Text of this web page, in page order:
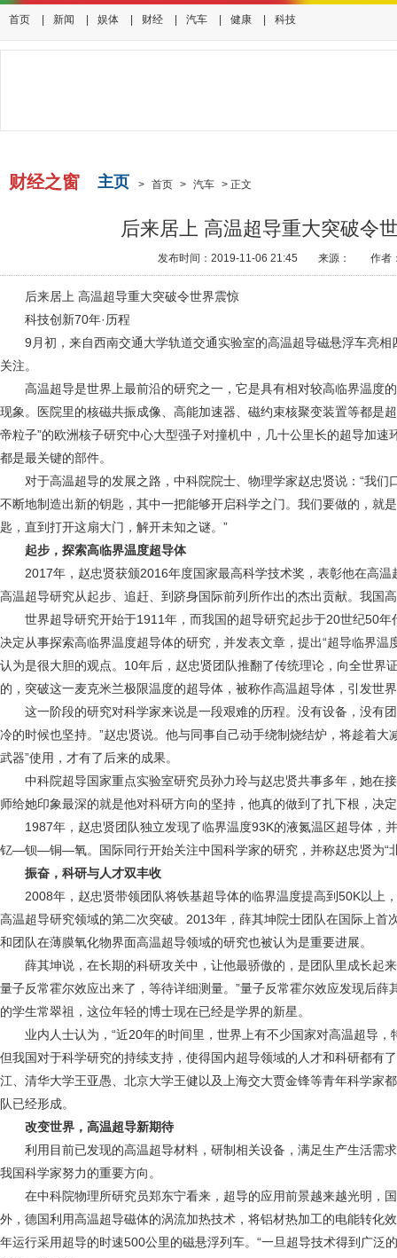
首页 新闻 娱体 财经 汽车 健康 科技
财经之窗 主页 > 首页 > 汽车 > 正文
后来居上 高温超导重大突破令
发布时间：2019-11-06 21:45 来源： 作者
后来居上 高温超导重大突破令世界震惊
科技创新70年·历程
9月初，来自西南交通大学轨道交通实验室的高温超导磁悬浮车亮相
关注。
高温超导是世界上最前沿的研究之一，它是具有相对较高临界温度
现象。医院里的核磁共振成像、高能加速器、磁约束核聚变装置等都是
帝粒子”的欧洲核子研究中心大型强子对撞机中，几十公里长的超导加速
都是最关键的部件。
对于高温超导的发展之路，中科院院士、物理学家赵忠贤说：“我们
不断地制造出新的钥匙，其中一把能够开启科学之门。我们要做的，就
匙，直到打开这扇大门，解开未知之谜。”
起步，探索高临界温度超导体
2017年，赵忠贤获颁2016年度国家最高科学技术奖，表彰他在高温
高温超导研究从起步、追赶、到跻身国际前列所作出的杰出贡献。我国
世界超导研究开始于1911年，而我国的超导研究起步于20世纪50年
决定从事探索高临界温度超导体的研究，并发表文章，提出“超导临界温
认为是很大胆的观点。10年后，赵忠贤团队推翻了传统理论，向全世界
的，突破这一麦克米兰极限温度的超导体，被称作高温超导体，引发世
这一阶段的研究对科学家来说是一段艰难的历程。没有设备，没有团
冷的时候也坚持。”赵忠贤说。他与同事自己动手绕制烧结炉，将趁着大
武器”使用，才有了后来的成果。
中科院超导国家重点实验室研究员孙力玲与赵忠贤共事多年，她在
师给她印象最深的就是他对科研方向的坚持，他真的做到了扎下根，决
1987年，赵忠贤团队独立发现了临界温度93K的液氮温区超导体，
钇—钡—铜—氧。国际同行开始关注中国科学家的研究，并称赵忠贤为“
振奋，科研与人才双丰收
2008年，赵忠贤带领团队将铁基超导体的临界温度提高到50K以上
高温超导研究领域的第二次突破。2013年，薛其坤院士团队在国际上首
和团队在薄膜氧化物界面高温超导领域的研究也被认为是重要进展。
薛其坤说，在长期的科研攻关中，让他最骄傲的，是团队里成长起来
量子反常霍尔效应出来了，等待详细测量。”量子反常霍尔效应发现后薛
的学生常翠祖，这位年轻的博士现在已经是学界的新星。
业内人士认为，“近20年的时间里，世界上有不少国家对高温超导，
但我国对于科学研究的持续支持，使得国内超导领域的人才和科研都有
江、清华大学王亚愚、北京大学王健以及上海交大贾金锋等青年科学家
队已经形成。
改变世界，高温超导新期待
利用目前已发现的高温超导材料，研制相关设备，满足生产生活需
我国科学家努力的重要方向。
在中科院物理所研究员郑东宁看来，超导的应用前景越来越光明，
外，德国利用高温超导磁体的涡流加热技术，将铝材热加工的电能转化
年运行采用超导的时速500公里的磁悬浮列车。“一旦超导技术得到广泛